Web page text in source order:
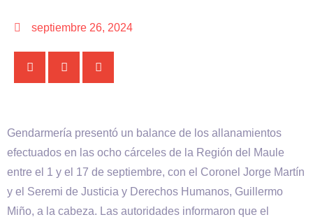
septiembre 26, 2024
Gendarmería presentó un balance de los allanamientos
efectuados en las ocho cárceles de la Región del Maule
entre el 1 y el 17 de septiembre, con el Coronel Jorge Martín
y el Seremi de Justicia y Derechos Humanos, Guillermo
Miño, a la cabeza. Las autoridades informaron que el